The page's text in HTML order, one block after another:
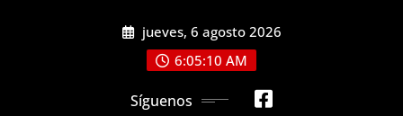
jueves, 6 agosto 2026
6:05:12 AM
Síguenos